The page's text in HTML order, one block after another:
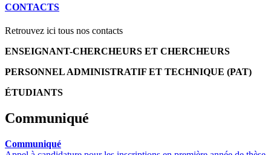
CONTACTS
Retrouvez ici tous nos contacts
ENSEIGNANT-CHERCHEURS ET CHERCHEURS
PERSONNEL ADMINISTRATIF ET TECHNIQUE (PAT)
ÉTUDIANTS
Communiqué
Communiqué